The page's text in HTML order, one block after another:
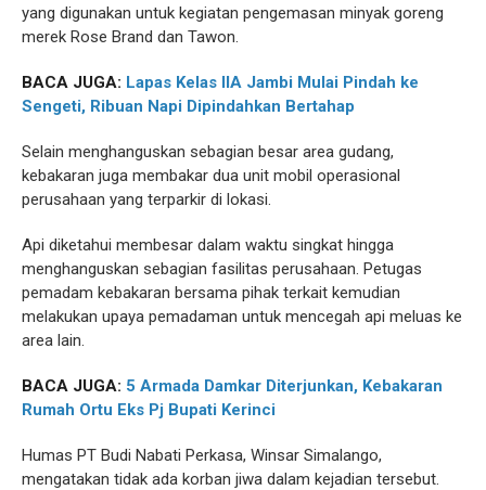
yang digunakan untuk kegiatan pengemasan minyak goreng
merek Rose Brand dan Tawon.
BACA JUGA: Lapas Kelas IIA Jambi Mulai Pindah ke
Sengeti, Ribuan Napi Dipindahkan Bertahap
Selain menghanguskan sebagian besar area gudang,
kebakaran juga membakar dua unit mobil operasional
perusahaan yang terparkir di lokasi.
Api diketahui membesar dalam waktu singkat hingga
menghanguskan sebagian fasilitas perusahaan. Petugas
pemadam kebakaran bersama pihak terkait kemudian
melakukan upaya pemadaman untuk mencegah api meluas ke
area lain.
BACA JUGA: 5 Armada Damkar Diterjunkan, Kebakaran
Rumah Ortu Eks Pj Bupati Kerinci
Humas PT Budi Nabati Perkasa, Winsar Simalango,
mengatakan tidak ada korban jiwa dalam kejadian tersebut.